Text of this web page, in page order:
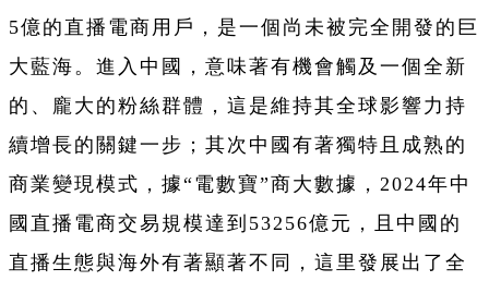
5億的直播電商用戶，是一個尚未被完全開發的巨
大藍海。進入中國，意味著有機會觸及一個全新
的、龐大的粉絲群體，這是維持其全球影響力持
續增長的關鍵一步；其次中國有著獨特且成熟的
商業變現模式， 據“電數寶”商大數據， 2024年中
國直播電商交易規模達到53256億元，且 中國的
直播生態與海外有著顯著不同，這里發展出了全